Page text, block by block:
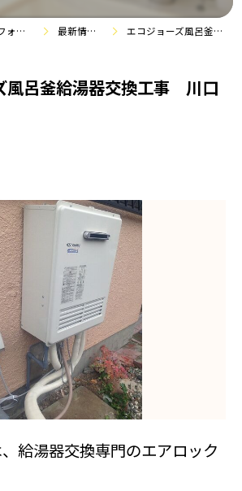
埼玉県加須市のリフォームなら株式会社エアロック 最新情報・施工事例 エコジョーズ風呂釜給湯器交換工事 川口市
風呂釜給湯器交換工事 川口
給湯器交換専門のエアロック